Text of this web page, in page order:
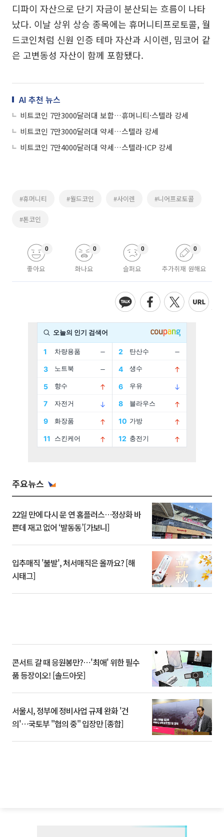
디파이 자산으로 단기 자금이 분산되는 흐름이 나타
났다. 이날 상위 상승 종목에는 휴머니티프로토콜, 월
드코인처럼 신원 인증 테마 자산과 시이렌, 밈코어 같
은 고변동성 자산이 함께 포함됐다.
AI 추천 뉴스
비트코인 7만3000달러대 보합…휴머니티·스텔라 강세
비트코인 7만3000달러대 약세…스텔라 강세
비트코인 7만4000달러대 약세…스텔라·ICP 강세
#휴머니티 #월드코인 #사이렌 #니어프로토콜
#톤코인
좋아요
0
화나요
0
슬퍼요
0
추가취재 원해요
0
주요뉴스
22일 만에 다시 문 연 홈플러스…정상화 바
쁜데 재고 없어 ‘발동동’[가보니]
입추매직 '불발', 처서매직은 올까요? [해
시태그]
콘서트 갈 때 응원봉만?⋯'최애' 위한 필수
품 등장이오! [솔드아웃]
서울시, 정부에 정비사업 규제 완화 '건
의'⋯국토부 "협의 중" 입장만 [종합]